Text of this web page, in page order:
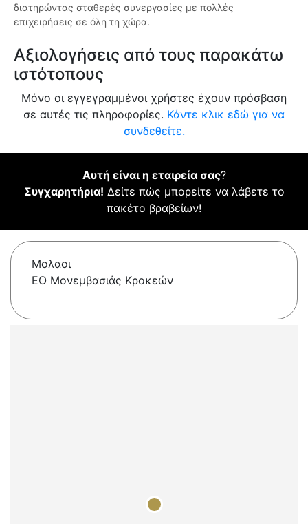
διατηρώντας σταθερές συνεργασίες με πολλές
επιχειρήσεις σε όλη τη χώρα.
Αξιολογήσεις από τους παρακάτω
ιστότοπους
Μόνο οι εγγεγραμμένοι χρήστες έχουν πρόσβαση
σε αυτές τις πληροφορίες. Κάντε κλικ εδώ για να
συνδεθείτε.
Αυτή είναι η εταιρεία σας?
Συγχαρητήρια! Δείτε πώς μπορείτε να λάβετε το
πακέτο βραβείων!
Μολαοι
ΕΟ Μονεμβασιάς Κροκεών